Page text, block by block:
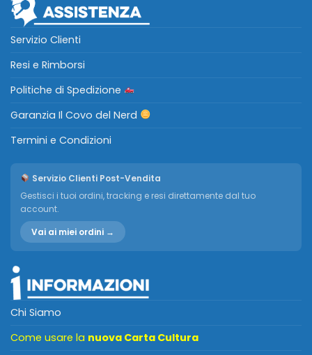
Servizio Clienti
Resi e Rimborsi
Politiche di Spedizione
Garanzia Il Covo del Nerd
Termini e Condizioni
Servizio Clienti Post-Vendita
Gestisci i tuoi ordini, tracking e resi direttamente dal tuo
account.
Vai ai miei ordini →
Chi Siamo
Come usare la nuova Carta Cultura